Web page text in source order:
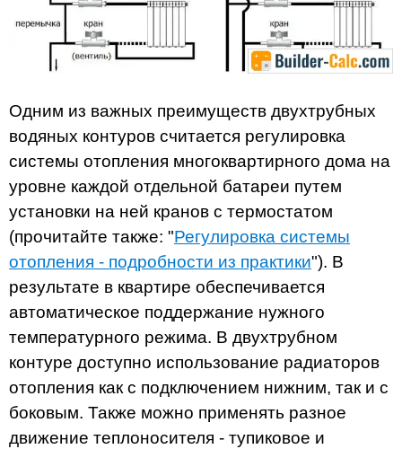
Одним из важных преимуществ двухтрубных
водяных контуров считается регулировка
системы отопления многоквартирного дома на
уровне каждой отдельной батареи путем
установки на ней кранов с термостатом
(прочитайте также: "Регулировка системы
отопления - подробности из практики"). В
результате в квартире обеспечивается
автоматическое поддержание нужного
температурного режима. В двухтрубном
контуре доступно использование радиаторов
отопления как с подключением нижним, так и с
боковым. Также можно применять разное
движение теплоносителя - тупиковое и